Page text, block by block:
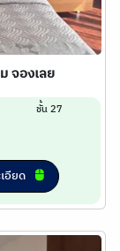
จองเลย
ชั้น 27
อียด